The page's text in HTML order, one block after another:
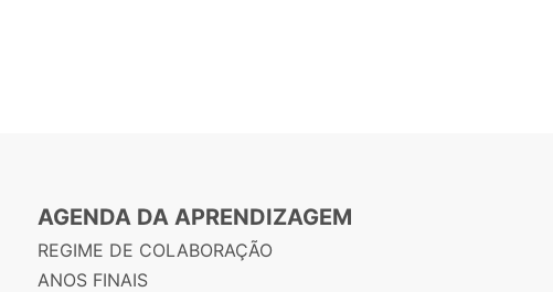
AGENDA DA APRENDIZAGEM
REGIME DE COLABORAÇÃO
ANOS FINAIS